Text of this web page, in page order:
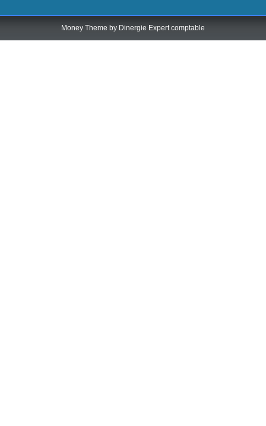
Money Theme by Dinergie Expert comptable